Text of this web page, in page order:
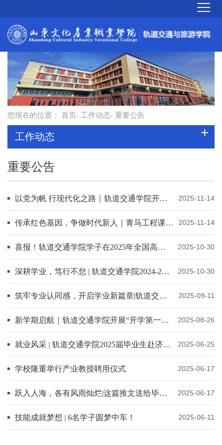
您现在的位置： 首页- 工作动态- 重要公告
工作动态
重要公告
2025-11-14
以党为帆 行现代化之路｜轨道交通学院开展中国式现代化为主题的思想教育
2025-11-14
传承红色基因，争做时代新人｜青马工程课程学习总结
2025-10-30
喜报！轨道交通学院学子在2025年全国高校商业精英挑战赛山东省总决赛斩获佳绩！
2025-10-30
深耕学业，笃行不怠 | 轨道交通学院2024-2025学年国家奖学金、省政府奖学金答辩圆满结束
2025-09-11
筑牢专业认同感，开启学业新篇章|轨道交通学院开展2025级新生专业认知教育
2025-08-26
新学期启航｜轨道交通学院开展“开学第一课”主题班会
2025-06-25
就业风采 | 轨道交通学院2025届毕业生赴济南铁路局青岛客运段面试
2025-06-17
学校隆重举行产业教授聘用仪式
2025-06-17
跃入人海，各有风雨灿烂|这篇推文送给毕业的你
2025-06-11
技能成就梦想 | 6名学子圆梦中车！